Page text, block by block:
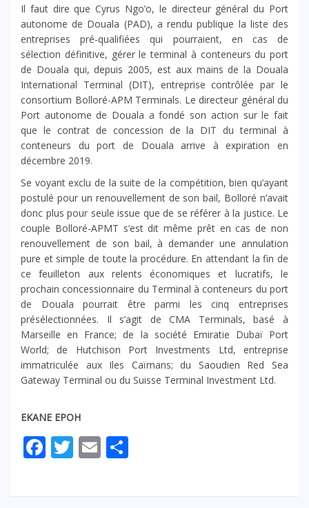
Il faut dire que Cyrus Ngo’o, le directeur général du Port
autonome de Douala (PAD), a rendu publique la liste des
entreprises pré-qualifiées qui pourraient, en cas de
sélection définitive, gérer le terminal à conteneurs du port
de Douala qui, depuis 2005, est aux mains de la Douala
International Terminal (DIT), entreprise contrôlée par le
consortium Bolloré-APM Terminals. Le directeur général du
Port autonome de Douala a fondé son action sur le fait
que le contrat de concession de la DIT du terminal à
conteneurs du port de Douala arrive à expiration en
décembre 2019.
Se voyant exclu de la suite de la compétition, bien qu’ayant
postulé pour un renouvellement de son bail, Bolloré n’avait
donc plus pour seule issue que de se référer à la justice. Le
couple Bolloré-APMT s’est dit même prêt en cas de non
renouvellement de son bail, à demander une annulation
pure et simple de toute la procédure. En attendant la fin de
ce feuilleton aux relents économiques et lucratifs, le
prochain concessionnaire du Terminal à conteneurs du port
de Douala pourrait être parmi les cinq entreprises
présélectionnées. Il s’agit de CMA Terminals, basé à
Marseille en France; de la société Emiratie Dubaï Port
World; de Hutchison Port Investments Ltd, entreprise
immatriculée aux Iles Caïmans; du Saoudien Red Sea
Gateway Terminal ou du Suisse Terminal Investment Ltd.
EKANE EPOH
Facebook
Twitter
Email